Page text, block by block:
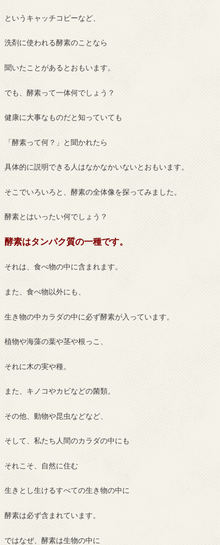
というキャッチコピーなど、
洗剤に使われる酵素のことなら
聞いたことがあるとおもいます。
でも、酵素って一体何でしょう？
健康に大事なものだと知っていても
「酵素って何？」と聞かれたら
具体的に説明できる人はなかなかいないとおもいます。
そこでいろいろと、酵素の全体像を探ってみました。
酵素とはいったい何でしょう？
酵素はタンパク質の一種です。
それは、食べ物の中に含まれます。
また、食べ物以外にも、
生き物の中カラダの中に必ず酵素が入っています。
植物や海藻の葉や茎や根っこ、
それに木の実や種。
また、キノコやカビなどの菌類。
その他、動物や昆虫などなど、
そして、私たち人間のカラダの中にも
それこそ、自然に住む
生きとし生けるすべての生き物の中に
酵素は必ず含まれています。
ではなぜ、酵素は生物の中に